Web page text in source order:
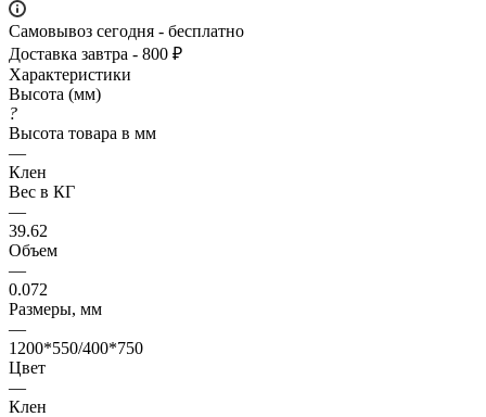
Самовывоз сегодня - бесплатно
Доставка завтра - 800 ₽
Характеристики
Высота (мм)
?
Высота товара в мм
—
Клен
Вес в КГ
—
39.62
Объем
—
0.072
Размеры, мм
—
1200*550/400*750
Цвет
—
Клен